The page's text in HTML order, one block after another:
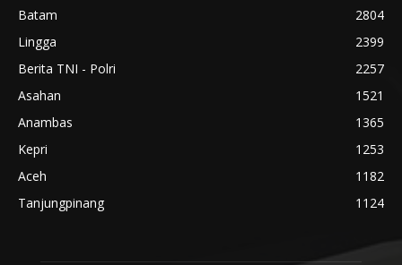
Batam
2804
Lingga
2399
Berita TNI - Polri
2257
Asahan
1521
Anambas
1365
Kepri
1253
Aceh
1182
Tanjungpinang
1124